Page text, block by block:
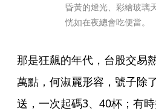
昏黃的燈光、彩繪玻璃
恍如在夜總會吃便當。
那是狂飆的年代，台股交易
萬點，何淑麗形容，號子除
送，一次起碼3、40杯；有